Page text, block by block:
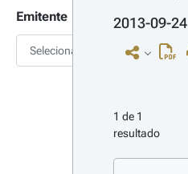
Emitente
Selecionar
2013-09-24
1 de 1
resultado